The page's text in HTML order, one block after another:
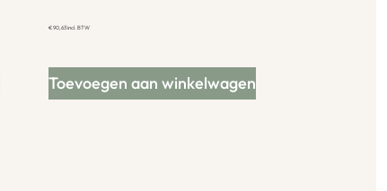
€90,63incl. BTW
Toevoegen aan winkelwagen